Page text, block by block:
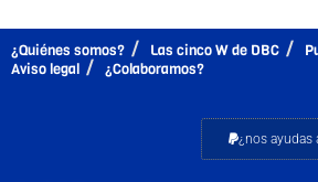
¿Quiénes somos? Las cinco W de DBC
Aviso legal
¿Colaboramos?
¿nos ayudas